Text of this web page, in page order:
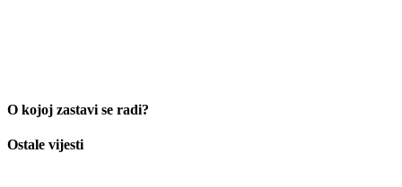
O kojoj zastavi se radi?
Ostale vijesti